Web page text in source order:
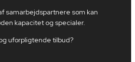
samarbejdspartnere som kan
kapacitet og specialer.
uforpligtende tilbud?